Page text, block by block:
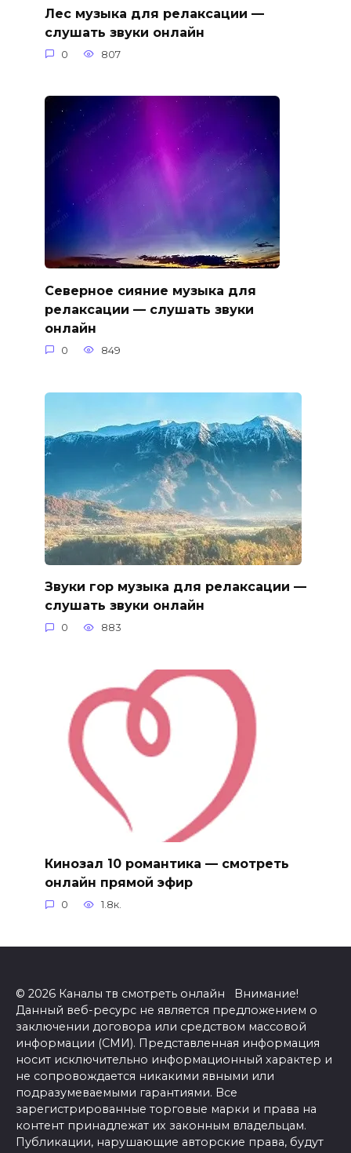
Лес музыка для релаксации —
слушать звуки онлайн
0 807
Северное сияние музыка для
релаксации — слушать звуки
онлайн
0 849
Звуки гор музыка для релаксации —
слушать звуки онлайн
0 883
Кинозал 10 романтика — смотреть
онлайн прямой эфир
0 1.8к.
© 2026 Каналы тв смотреть онлайн Внимание!
Данный веб-ресурс не является предложением о
заключении договора или средством массовой
информации (СМИ). Представленная информация
носит исключительно информационный характер и
не сопровождается никакими явными или
подразумеваемыми гарантиями. Все
зарегистрированные торговые марки и права на
контент принадлежат их законным владельцам.
Публикации, нарушающие авторские права, будут